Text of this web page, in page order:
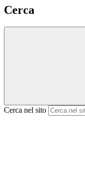
Cerca
Cerca nel sito